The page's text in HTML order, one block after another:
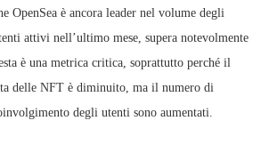
OpenSea è ancora leader nel volume degli
attivi nell’ultimo mese, supera notevolmente
è una metrica critica, soprattutto perché il
delle NFT è diminuito, ma il numero di
degli utenti sono aumentati.